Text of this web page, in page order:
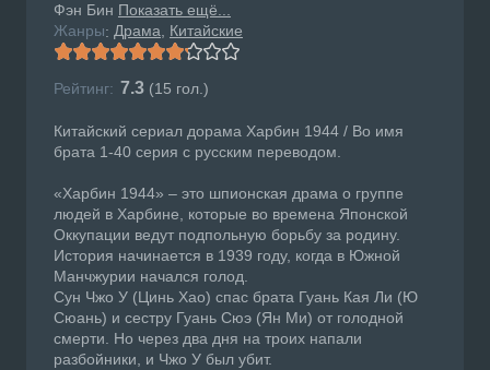
Фэн Бин Показать ещё...
Жанры: Драма Китайские
Рейтинг: 7.3 (15 гол.)
Китайский сериал дорама Харбин 1944 / Во имя
брата 1-40 серия с русским переводом.
«Харбин 1944» – это шпионская драма о группе
людей в Харбине, которые во времена Японской
Оккупации ведут подпольную борьбу за родину.
История начинается в 1939 году, когда в Южной
Манчжурии начался голод.
Сун Чжо У (Цинь Хао) спас брата Гуань Кая Ли (Ю
Сюань) и сестру Гуань Сюэ (Ян Ми) от голодной
смерти. Но через два дня на троих напали
разбойники, и Чжо У был убит.